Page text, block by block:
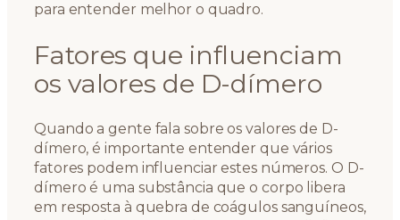
para entender melhor o quadro.
Fatores que influenciam
os valores de D-dímero
Quando a gente fala sobre os valores de D-
dímero, é importante entender que vários
fatores podem influenciar estes números. O D-
dímero é uma substância que o corpo libera
em resposta à quebra de coágulos sanguíneos,